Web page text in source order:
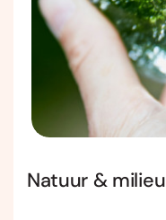
Natuur & milieu